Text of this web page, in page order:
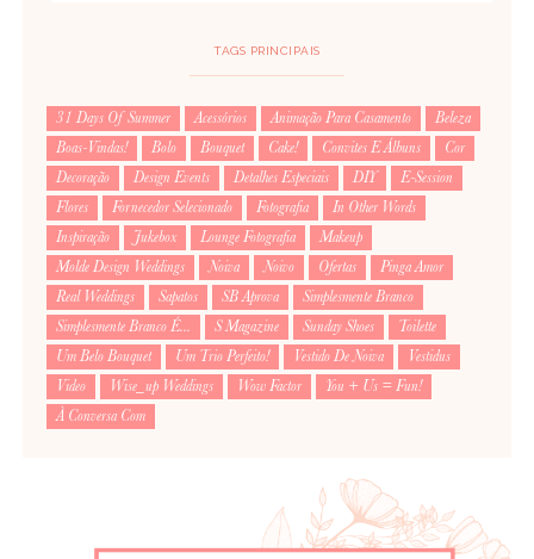
TAGS PRINCIPAIS
31 Days Of Summer Acessórios Animação Para Casamento
Beleza
Boas-Vindas!
Bolo Bouquet Cake! Convites E Álbuns
Cor
Decoração
Design Events Detalhes Especiais DIY
E-Session
Flores
Fornecedor Selecionado Fotografia
In Other Words
Inspiração
Jukebox Lounge Fotografia
Makeup
Molde Design Weddings
Noiva Noivo Ofertas
Pinga Amor
Real Weddings
Sapatos SB Aprova
Simplesmente Branco
Simplesmente Branco É...
S Magazine Sunday Shoes
Toilette
Um Belo Bouquet
Um Trio Perfeito! Vestido De Noiva
Vestidus
Video
Wise_up Weddings Wow Factor
You + Us = Fun!
À Conversa Com